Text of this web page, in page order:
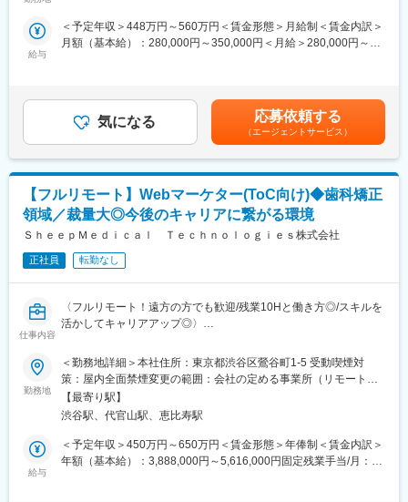
※初任地に関しては、選考を通じてご希望をお伺いし、考慮した上
で決定いたします。
・クリニックスタッフの採用業務（面接など）
・受付スタッフの教育、指導、マネジメント
・本部会議への参加
・各種研修参加（年数回）
・各種トラブル対応（設備関連・クレーム）、改善対応
月に20日程度、管理している医院で勤務いたします。クリニック
の中心メンバー、将来のマネージャー候補として、ご活躍頂ける
■勤務例：横浜のマネージャー候補の主な1日の流れ
↓
13時 昼休憩
14時 （川崎院へ移動、院責とのMTG等）
↓
16時 （上?である統括とMTG等）
↓
19時 帰宅
■当社について：
給与
＜予定年収＞448万円～560万円＜賃金形態＞月給制＜賃金内訳＞
月額（基本給）：280,000円～350,000円＜月給＞280,000円～
額であり、選考を通じて上下する可能性があります。月給(月額)は
固定手当を含めた表記です。
気になる 応募依頼する
（エージェントサービス）
【フルリモート】Webマーケター(ToC向け)◆歯科矯正
領域／裁量大◎今後のキャリアに繋がる環境
ＳｈｅｅｐＭｅｄｉｃａｌ Ｔｅｃｈｎｏｌｏｇｉｅｓ株式会社
正社員 転勤なし
仕事内容
〈フルリモート！遠方の方でも歓迎/残業10Hと働き方◎/スキルを
活かしてキャリアアップ◎〉
■業務概要：
グループ会社が運営支援している全国23院の歯科クリニックのマ
ーケティングに携わっていただくポジションです。toC領域での
GoogleやYahoo！リスティング広告やSEOをメインに活躍されて
来られた方を募集しています。
歯科矯正マーケティングの領域において、国内トップクラスのノ
ウハウをもつマーケターと一緒に業務を行っていただけます。
勤務地
＜勤務地詳細＞本社住所：東京都渋谷区鶯谷町1-5 受動喫煙対
策：屋内全面禁煙変更の範囲：会社の定める事業所（リモートワ
ーク含む）
【最寄り駅】
渋谷駅、代官山駅、恵比寿駅
給与
＜予定年収＞450万円～650万円＜賃金形態＞年俸制＜賃金内訳＞
年額（基本給）：3,888,000円～5,616,000円固定残業手当/月：